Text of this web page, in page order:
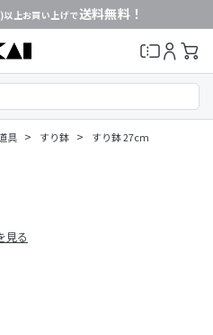
上お買い上げで送料無料！
具 > すり鉢 > すり鉢 27cm
見る